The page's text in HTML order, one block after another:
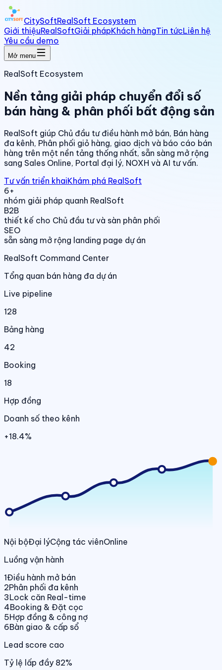
CitySoftRealSoft Ecosystem
Giới thiệuRealSoftGiải phápKhách hàngTin tứcLiên hệ
Yêu cầu demo
Mở menu
RealSoft Ecosystem
Nền tảng giải pháp chuyển đổi số
bán hàng & phân phối bất động sản
RealSoft giúp Chủ đầu tư điều hành mở bán, Bán hàng
đa kênh, Phân phối giỏ hàng, giao dịch và báo cáo bán
hàng trên một nền tảng thống nhất, sẵn sàng mở rộng
sang Sales Online, Portal đại lý, NOXH và AI tư vấn.
Tư vấn triển khaiKhám phá RealSoft
6+
nhóm giải pháp quanh RealSoft
B2B
thiết kế cho Chủ đầu tư và sàn phân phối
SEO
sẵn sàng mở rộng landing page dự án
RealSoft Command Center
Tổng quan bán hàng đa dự án
Live pipeline
128
Bảng hàng
42
Booking
18
Hợp đồng
Doanh số theo kênh
+18.4%
Nội bộĐại lýCộng tác viênOnline
Luồng vận hành
1Điều hành mở bán
2Phân phối đa kênh
3Lock căn Real-time
4Booking & Đặt cọc
5Hợp đồng & công nợ
6Bàn giao & cấp sổ
Lead score cao
Tỷ lệ lấp đầy 82%